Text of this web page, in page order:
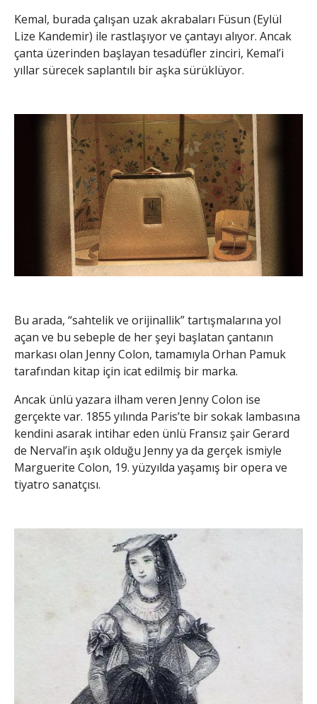
Kemal, burada çalışan uzak akrabaları Füsun (Eylül
Lize Kandemir) ile rastlaşıyor ve çantayı alıyor. Ancak
çanta üzerinden başlayan tesadüfler zinciri, Kemal’i
yıllar sürecek saplantılı bir aşka sürüklüyor.
Bu arada, “sahtelik ve orijinallik” tartışmalarına yol
açan ve bu sebeple de her şeyi başlatan çantanın
markası olan Jenny Colon, tamamıyla Orhan Pamuk
tarafından kitap için icat edilmiş bir marka.
Ancak ünlü yazara ilham veren Jenny Colon ise
gerçekte var. 1855 yılında Paris’te bir sokak lambasına
kendini asarak intihar eden ünlü Fransız şair Gerard
de Nerval’in aşık olduğu Jenny ya da gerçek ismiyle
Marguerite Colon, 19. yüzyılda yaşamış bir opera ve
tiyatro sanatçısı.